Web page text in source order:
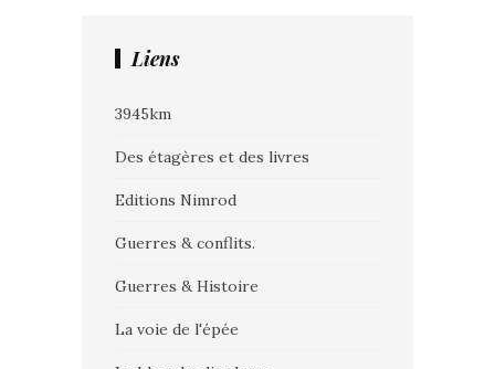
Liens
3945km
Des étagères et des livres
Editions Nimrod
Guerres & conflits.
Guerres & Histoire
La voie de l'épée